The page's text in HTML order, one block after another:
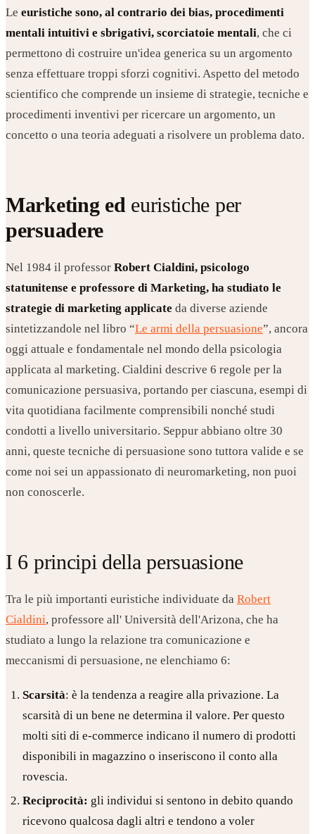
Le euristiche sono, al contrario dei bias, procedimenti
mentali intuitivi e sbrigativi, scorciatoie mentali, che ci
permettono di costruire un'idea generica su un argomento
senza effettuare troppi sforzi cognitivi. Aspetto del metodo
scientifico che comprende un insieme di strategie, tecniche e
procedimenti inventivi per ricercare un argomento, un
concetto o una teoria adeguati a risolvere un problema dato.
Marketing ed euristiche per
persuadere
Nel 1984 il professor Robert Cialdini, psicologo
statunitense e professore di Marketing, ha studiato le
strategie di marketing applicate da diverse aziende
sintetizzandole nel libro “Le armi della persuasione”, ancora
oggi attuale e fondamentale nel mondo della psicologia
applicata al marketing. Cialdini descrive 6 regole per la
comunicazione persuasiva, portando per ciascuna, esempi di
vita quotidiana facilmente comprensibili nonché studi
condotti a livello universitario. Seppur abbiano oltre 30
anni, queste tecniche di persuasione sono tuttora valide e se
come noi sei un appassionato di neuromarketing, non puoi
non conoscerle.
I 6 principi della persuasione
Tra le più importanti euristiche individuate da Robert
Cialdini, professore all' Università dell'Arizona, che ha
studiato a lungo la relazione tra comunicazione e
meccanismi di persuasione, ne elenchiamo 6:
Scarsità: è la tendenza a reagire alla privazione. La
scarsità di un bene ne determina il valore. Per questo
molti siti di e-commerce indicano il numero di prodotti
disponibili in magazzino o inseriscono il conto alla
rovescia.
Reciprocità: gli individui si sentono in debito quando
ricevono qualcosa dagli altri e tendono a voler